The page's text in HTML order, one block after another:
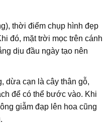
thời điểm chụp hình đẹp
đó, mặt trời mọc trên cánh
dịu đầu ngày tạo nên
dừa cạn là cây thân gỗ,
để có thể bước vào. Khi
giẫm đạp lên hoa cũng